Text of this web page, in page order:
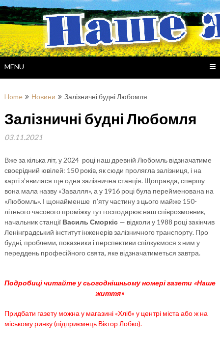
Skip
to
content
MENU
Home Новини Залізничні будні Любомля
Залізничні будні Любомля
03.11.2021
Вже за кілька літ, у 2024 році наш древній Любомль відзначатиме
своєрідний ювілей: 150 років, як сюди пролягла залізниця, і на
карті з’явилася ще одна залізнична станція. Щоправда, спершу
вона мала назву «Завалля», а у 1916 році була перейменована на
«Любомль». І щонайменше п’яту частину з цього майже 150-
літнього часового проміжку тут господарює наш співрозмовник,
начальник станції Василь Сморкіс— відколи у 1988 році закінчив
Ленінградський інститут інженерів залізничного транспорту. Про
будні, проблеми, показники і перспективи спілкуємося з ним у
переддень професійного свята, яке відзначатиметься завтра.
Подробиці читайте у сьогоднішньому номері газети «Наше
життя»
Придбати газету можна у магазині «Хліб» у центрі міста або ж на
міському ринку (підприємець Віктор Лобко).